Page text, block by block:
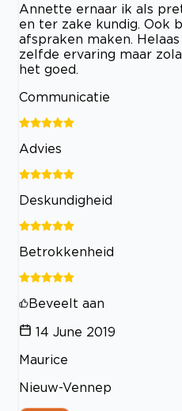
Annette ernaar ik als
en ter zake kundig. Ook
afspraken maken.
zelfde ervaring maar
het goed.
Communicatie
Advies
Deskundigheid
Betrokkenheid
Beveelt aan
14 June 2019
Maurice
Nieuw-Vennep